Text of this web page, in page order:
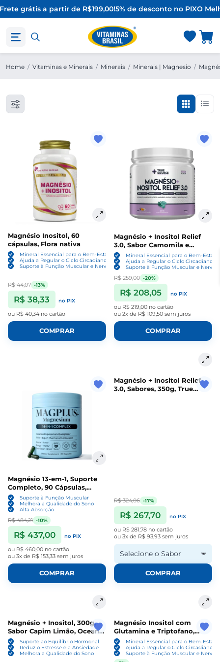
grátis a partir de R$199,00!5% de desconto no PIXO
Home / Vitaminas e Minerais / Minerais / Minerais | Magnesio /
Magnésio Inositol, 60
cápsulas, Flora nativa
Mineral Essencial para o Bem-Estar
Ajuda a Regular o Ciclo Circadiano
Suporte à Função Muscular e Nervosa
R$ 44,07 -13%
R$ 38,33 no PIX
ou R$ 40,34 no cartão
COMPRAR
Magnésio + Inositol Relief
3.0, Sabor Camomila e
Lavanda, 350g, True Source
Mineral Essencial para o Bem-Estar
Ajuda a Regular o Ciclo Circadiano
Suporte à Função Muscular e Nervosa
R$ 259,00 -20%
R$ 208,05 no PIX
ou R$ 219,00 no cartão
ou 2x de R$ 109,50 sem juros
COMPRAR
Magnésio 13-em-1, Suporte
Completo, 90 Cápsulas,
MagPlus+
Suporte à Função Muscular
Melhora a Qualidade do Sono
Alta Absorção
R$ 484,21 -10%
R$ 437,00 no PIX
ou R$ 460,00 no cartão
ou 3x de R$ 153,33 sem juros
COMPRAR
Magnésio + Inositol Relief
3.0, Sabores, 350g, True
R$ 324,06 -17%
R$ 267,70 no PIX
ou R$ 281,78 no cartão
ou 3x de R$ 93,93 sem juros
Selecione o Sabor
COMPRAR
Magnésio + Inositol, 300g,
Sabor Capim Limão, Ocean
DropSuporte ao Equilíbrio Hormonal
Reduz o Estresse e a Ansiedade
Melhora a Qualidade do Sono
Magnésio Inositol com
Glutamina e Triptofano,
330g, Sabor Maracujá,
Lauton Nutrition
Mineral Essencial para o Bem-Estar
Ajuda a Regular o Ciclo Circadiano
Suporte à Função Muscular e Nervosa